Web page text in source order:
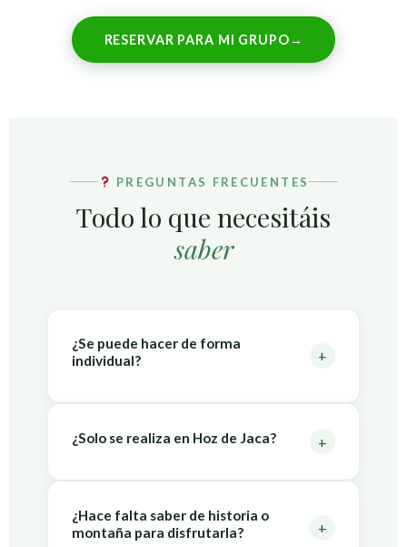
RESERVAR PARA MI GRUPO→
PREGUNTAS FRECUENTES
Todo lo que necesitáis
saber
¿Se puede hacer de forma
individual?
+
exclusivamente para grupos reducidos
e íntimo es parte esencial de la propuesta.
¿Solo se realiza en Hoz de Jaca? +
entorno de Hoz de Jaca, aunque también
puede adaptarse a otras localidades del
¿Hace falta saber de historia o
montaña para disfrutarla?
+